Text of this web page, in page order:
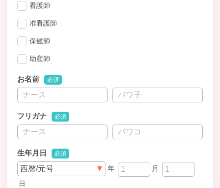
看護師
准看護師
保健師
助産師
お名前 必須
フリガナ 必須
生年月日 必須
年
月
日